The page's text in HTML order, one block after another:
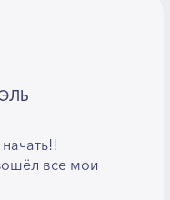
все мои